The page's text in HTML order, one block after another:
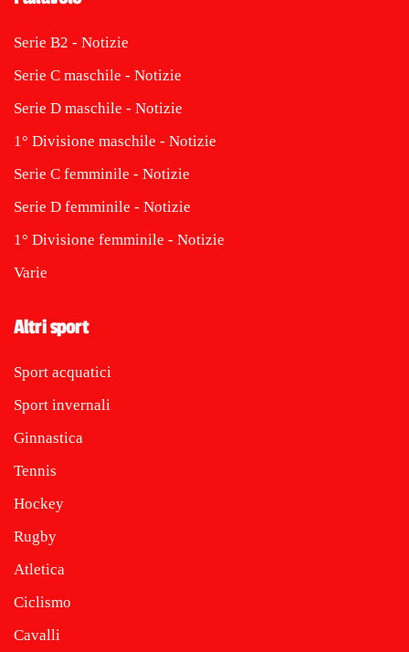
Serie B2 - Notizie
Serie C maschile - Notizie
Serie D maschile - Notizie
1° Divisione maschile - Notizie
Serie C femminile - Notizie
Serie D femminile - Notizie
1° Divisione femminile - Notizie
Varie
Altri sport
Sport acquatici
Sport invernali
Ginnastica
Tennis
Hockey
Rugby
Atletica
Ciclismo
Cavalli